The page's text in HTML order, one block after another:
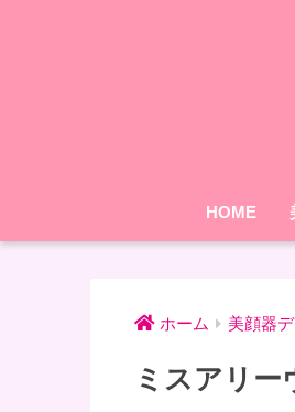
HOME
ホーム 美顔器
ミスアリ